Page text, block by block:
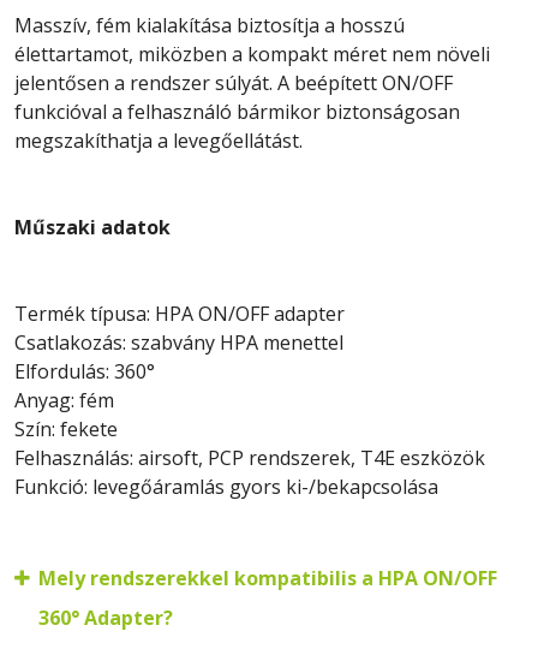
Masszív, fém kialakítása biztosítja a hosszú
élettartamot, miközben a kompakt méret nem növeli
jelentősen a rendszer súlyát. A beépített ON/OFF
funkcióval a felhasználó bármikor biztonságosan
megszakíthatja a levegőellátást.
Műszaki adatok
Termék típusa: HPA ON/OFF adapter
Csatlakozás: szabvány HPA menettel
Elfordulás: 360°
Anyag: fém
Szín: fekete
Felhasználás: airsoft, PCP rendszerek, T4E eszközök
Funkció: levegőáramlás gyors ki-/bekapcsolása
Mely rendszerekkel kompatibilis a HPA ON/OFF
360° Adapter?